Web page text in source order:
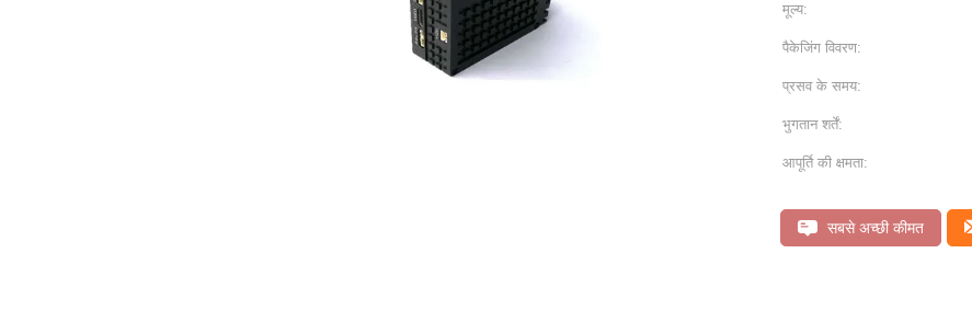
मूल्य:
पैकेजिंग विवरण:
प्रसव के समय:
भुगतान शर्तें:
आपूर्ति की क्षमता:
सबसे अच्छी कीमत